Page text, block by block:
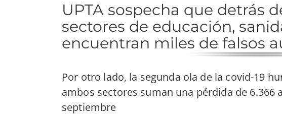
UPTA sospecha que detrás
sectores de educación,
encuentran miles de falsos
Por otro lado, la segunda ola de la covid-19
ambos sectores suman una pérdida de 6.366
septiembre